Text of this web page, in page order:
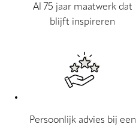
Al 75 jaar maatwerk dat
blijft inspireren
Persoonlijk advies bij een